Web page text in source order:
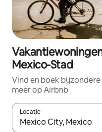
Mexico-Stad
Vind en boek
meer op Airbnb
Locatie
Wanneer er resultaten